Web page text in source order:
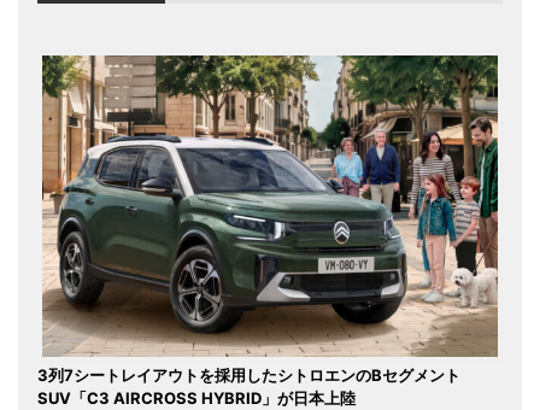
3列7シートレイアウトを採用したシトロエンのBセグメント
SUV「C3 AIRCROSS HYBRID」が日本上陸